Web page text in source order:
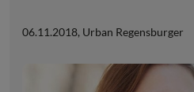
06.11.2018, Urban Regensburger